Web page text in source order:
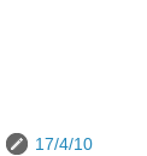
17/4/10